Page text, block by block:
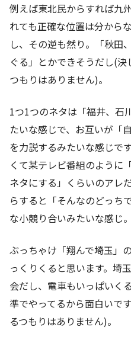
例えば東北民からすれば九
れても正確な位置は分から
し、その逆も然り。「秋田
ぐる」とかできそうだし(
つもりはありません)。
1つ1つのネタは「福井、石
たいな感じで、お互いが「
を力説するみたいな感じで
くて某テレビ番組のように
ネタにする」くらいのアレ
らすると「そんなのどっち
な小競り合いみたいな感じ。
ぶっちゃけ「翔んで埼玉」
っくりくると思います。埼
会だし、電車もいっぱいく
準でやってるから面白いで
るつもりはありません)。